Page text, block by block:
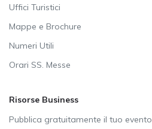
Uffici Turistici
Mappe e Brochure
Numeri Utili
Orari SS. Messe
Risorse Business
Pubblica gratuitamente il tuo evento